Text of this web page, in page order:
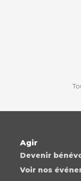
Agir
Devenir
Voir nos